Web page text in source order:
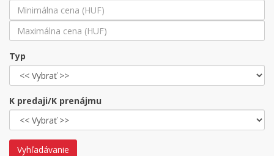
Typ
K predaji/K prenájmu
Vyhľadávanie